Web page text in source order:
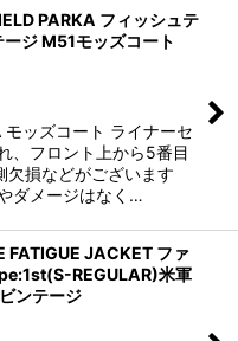
PARKA フィッシュテ
ジ M51モッズコート
モッズコート ライナーセ
、フロント上から5番目
欠損などがございます
ダメージはなく…
FATIGUE JACKET ファ
REGULAR)米軍
ンテージ